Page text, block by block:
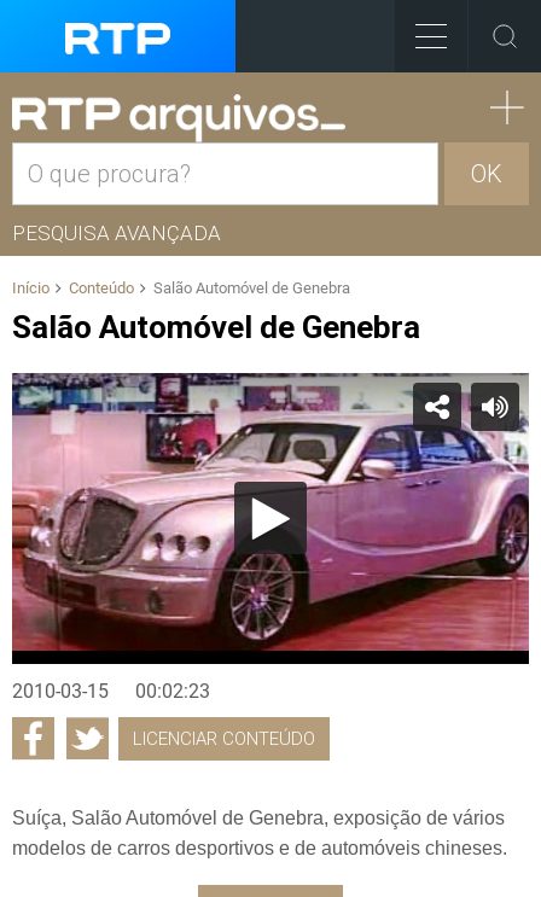
OK
PESQUISA AVANÇADA
Início Conteúdo Salão Automóvel de Genebra
Salão Automóvel de Genebra
2010-03-15 00:02:23
LICENCIAR CONTEÚDO
Suíça, Salão Automóvel de Genebra, exposição de vários
modelos de carros desportivos e de automóveis chineses.